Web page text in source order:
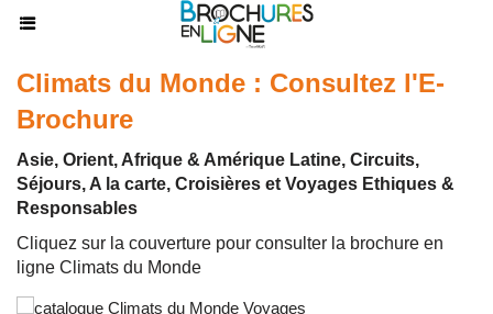
Climats du Monde : Consultez l'E-
Brochure
Asie, Orient, Afrique & Amérique Latine, Circuits,
Séjours, A la carte, Croisières et Voyages Ethiques &
Responsables
Cliquez sur la couverture pour consulter la brochure en
ligne Climats du Monde